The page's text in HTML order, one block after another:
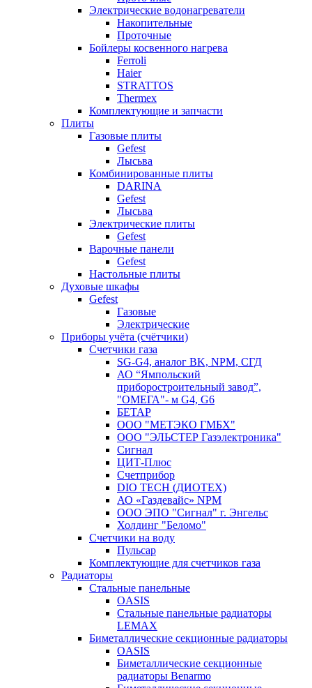
Электрические водонагреватели
Накопительные
Проточные
Бойлеры косвенного нагрева
Ferroli
Haier
STRATTOS
Thermex
Комплектующие и запчасти
Плиты
Газовые плиты
Gefest
Лысьва
Комбинированные плиты
DARINA
Gefest
Лысьва
Электрические плиты
Gefest
Варочные панели
Gefest
Настольные плиты
Духовые шкафы
Gefest
Газовые
Электрические
Приборы учёта (счётчики)
Счетчики газа
SG-G4, аналог BK, NPM, СГД
АО “Ямпольский
приборостроительный завод”,
"ОМЕГА"- м G4, G6
БЕТАР
ООО "МЕТЭКО ГМБХ"
ООО "ЭЛЬСТЕР Газэлектроника"
Сигнал
ЦИТ-Плюс
Счетприбор
DIO TECH (ДИОТЕХ)
АО «Газдевайс» NPM
ООО ЭПО "Сигнал" г. Энгельс
Холдинг "Беломо"
Счетчики на воду
Пульсар
Комплектующие для счетчиков газа
Радиаторы
Стальные панельные
OASIS
Стальные панельные радиаторы
LEMAX
Биметаллические секционные радиаторы
OASIS
Биметаллические секционные
радиаторы Benarmo